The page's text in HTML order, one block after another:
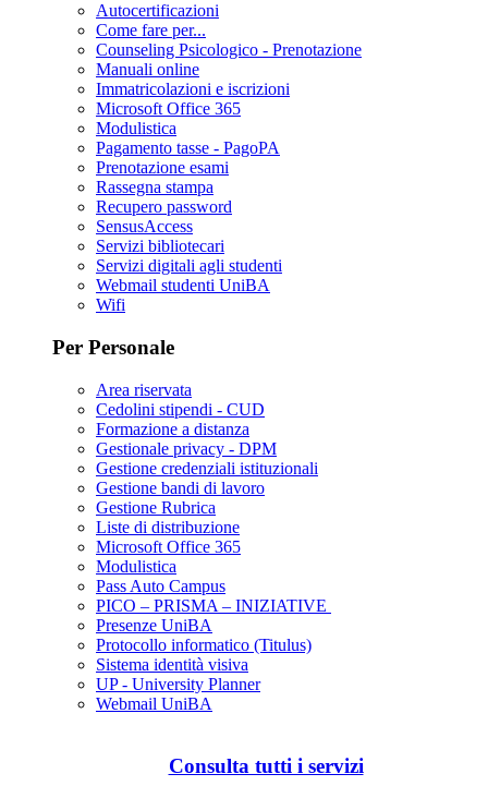
Autocertificazioni
Come fare per...
Counseling Psicologico - Prenotazione
Manuali online
Immatricolazioni e iscrizioni
Microsoft Office 365
Modulistica
Pagamento tasse - PagoPA
Prenotazione esami
Rassegna stampa
Recupero password
SensusAccess
Servizi bibliotecari
Servizi digitali agli studenti
Webmail studenti UniBA
Wifi
Per Personale
Area riservata
Cedolini stipendi - CUD
Formazione a distanza
Gestionale privacy - DPM
Gestione credenziali istituzionali
Gestione bandi di lavoro
Gestione Rubrica
Liste di distribuzione
Microsoft Office 365
Modulistica
Pass Auto Campus
PICO – PRISMA – INIZIATIVE
Presenze UniBA
Protocollo informatico (Titulus)
Sistema identità visiva
UP - University Planner
Webmail UniBA
Consulta tutti i servizi